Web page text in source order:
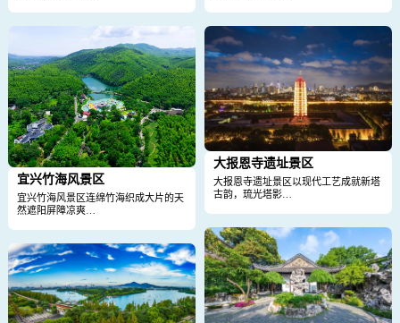
宜兴竹海风景区
宜兴竹海风景区连绵竹海织成大片的天
然遮阳屏障凉爽…
大报恩寺遗址景区
大报恩寺遗址景区以现代工艺成就新塔
古韵，琉光塔影…